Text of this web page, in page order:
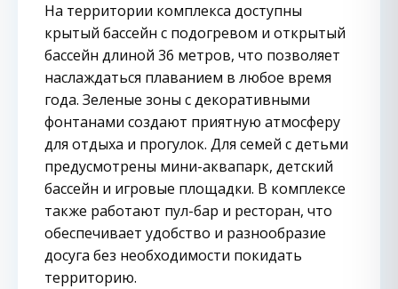
На территории комплекса доступны
крытый бассейн с подогревом и открытый
бассейн длиной 36 метров, что позволяет
наслаждаться плаванием в любое время
года. Зеленые зоны с декоративными
фонтанами создают приятную атмосферу
для отдыха и прогулок. Для семей с детьми
предусмотрены мини-аквапарк, детский
бассейн и игровые площадки. В комплексе
также работают пул-бар и ресторан, что
обеспечивает удобство и разнообразие
досуга без необходимости покидать
территорию.